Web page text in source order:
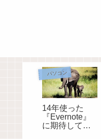
パソコン
14年使った
『Evernote』
に期待してい